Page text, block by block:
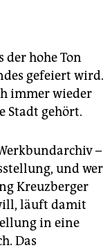
der hohe Ton
gefeiert wird.
immer wieder
Stadt gehört.
–
und wer
Kreuzberger
läuft damit
in eine
Das